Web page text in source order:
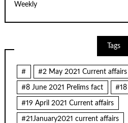
Weekly
Tags
# #2 May 2021 Current affairs
#8 June 2021 Prelims fact
#19 April 2021 Current affairs
#21January2021 current affairs